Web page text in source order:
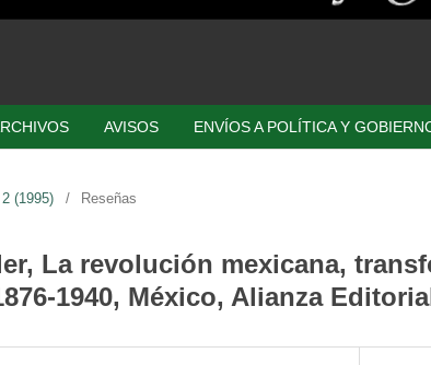
AVISOS ENVÍOS A POLÍTICA Y
(1995) / Reseñas
La revolución mexicana,
1940, México, Alianza